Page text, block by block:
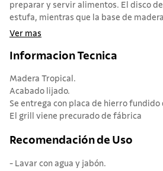
preparar y servir alimentos. El disco
estufa, mientras que la base de
Ver mas
Informacion Tecnica
Madera Tropical.
Acabado lijado.
Se entrega con placa de hierro fundido
El grill viene precurado de fábrica
Recomendación de Uso
- Lavar con agua y jabón.